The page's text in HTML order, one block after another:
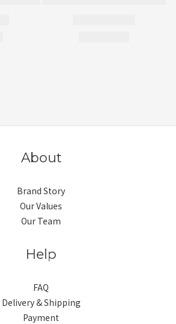
About
Brand Story
Our Values
Our Team
Help
FAQ
Delivery & Shipping
Payment